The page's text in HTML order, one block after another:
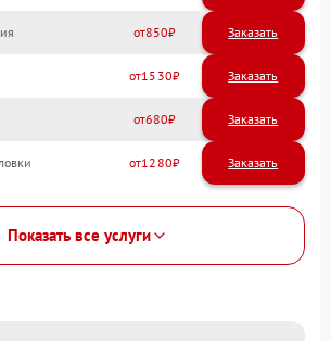
850
1530
680
1280
Показать все услуги